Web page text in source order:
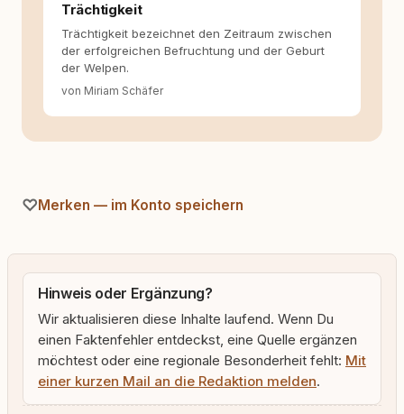
Trächtigkeit
Trächtigkeit bezeichnet den Zeitraum zwischen
der erfolgreichen Befruchtung und der Geburt
der Welpen.
von Miriam Schäfer
Merken — im Konto speichern
Hinweis oder Ergänzung?
Wir aktualisieren diese Inhalte laufend. Wenn Du
einen Faktenfehler entdeckst, eine Quelle ergänzen
möchtest oder eine regionale Besonderheit fehlt: Mit
einer kurzen Mail an die Redaktion melden.